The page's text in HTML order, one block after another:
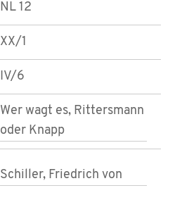
NL 12
XX/1
IV/6
Wer wagt es, Rittersmann
oder Knapp
Schiller, Friedrich von